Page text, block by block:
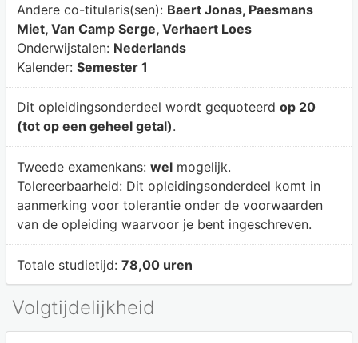
Andere co-titularis(sen): Baert Jonas, Paesmans
Miet, Van Camp Serge, Verhaert Loes
Onderwijstalen: Nederlands
Kalender: Semester 1
Dit opleidingsonderdeel wordt gequoteerd op 20
(tot op een geheel getal).
Tweede examenkans: welmogelijk.
Tolereerbaarheid: Dit opleidingsonderdeel komt in
aanmerking voor tolerantie onder de voorwaarden
van de opleiding waarvoor je bent ingeschreven.
Totale studietijd: 78,00 uren
Volgtijdelijkheid